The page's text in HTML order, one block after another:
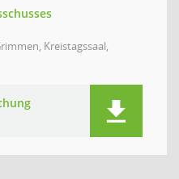
Kreistagssaal,